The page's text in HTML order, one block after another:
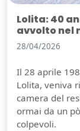
Lolita: 40
avvolto nel
28/04/2026
Il 28 aprile
Lolita, veniva
camera del
ormai da un
colpevoli.